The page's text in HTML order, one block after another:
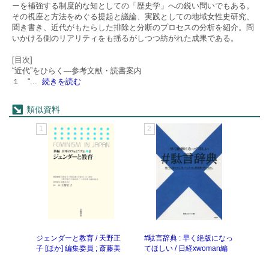
ーを補強する制度的な知としての「歴史学」への鋭い問いでもある。
その視座と方法をめぐる提起と議論、実践としての地域女性史研究、
聞き書き、近代がもたらした排除と分断のプロセスの分析を紹介。問
いかける側のリアリティをも揺るがしつつ紡がれた成果である。
[目次]
“近代”をひらく―参考文献・読書案内
１ “
続きを読む
類似資料
1
ジェンダーと教育 / 天野正
子 [ほか] 編集委員 ; 斎藤美
2
#駄言辞典 : 早く絶版になっ
てほしい / 日経xwoman編